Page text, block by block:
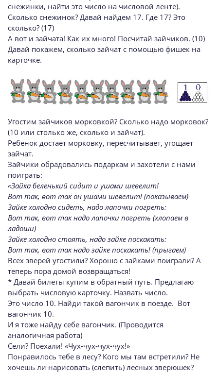
снежинки, найти это число на числовой ленте).
Сколько снежинок? Давай найдем 17. Где 17? Это
сколько? (17)
А вот и зайчата! Как их много! Посчитай зайчиков. (10)
Давай покажем, сколько зайчат с помощью фишек на
карточке.
Угостим зайчиков морковкой? Сколько надо морковок?
(10 или столько же, сколько и зайчат).
Ребенок достает морковку, пересчитывает, угощает
зайчат.
Зайчики обрадовались подаркам и захотели с нами
поиграть:
«Зайка беленький сидит и ушами шевелит!
Вот так, вот так он ушами шевелит! (показываем)
Зайке холодно сидеть, надо лапочки погреть:
Вот так, вот так надо лапочки погреть (хлопаем в
ладоши)
Зайке холодно стоять, надо зайке поскакать:
Вот так, вот так надо зайке поскакать! (прыгаем)
Всех зверей угостили? Хорошо с зайками поиграли? А
теперь пора домой возвращаться!
* Давай билеты купим в обратный путь. Предлагаю
выбрать числовую карточку. Назвать число.
Это число 10. Найди такой вагончик в поезде. Вот
вагончик 10.
И я тоже найду себе вагончик. (Проводится
аналогичная работа)
Сели? Поехали! «Чух-чух-чух-чух!»
Понравилось тебе в лесу? Кого мы там встретили? Не
хочешь ли нарисовать (слепить) лесных зверюшек?